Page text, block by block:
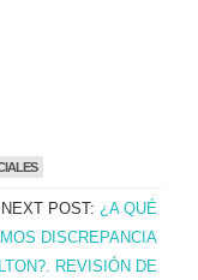
NEXT POST: ¿A QUÉ
DISCREPANCIA
REVISIÓN DE